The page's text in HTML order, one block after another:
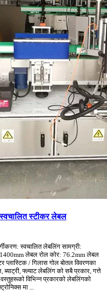
स्वचालित स्टीकर लेबल
स्वचालित लेबलिंग सामग्री:
1400mm लेबल रोल कोर: 76.2mm लेबल
प्लास्टिक / गिलास गोल बोतल विवरणका
ब्याट्री, फ्ल्याट लेबलिंग को सबै प्रकार, गत्ते
विभिन्न प्रकारको लेबलिंगको
मा ...